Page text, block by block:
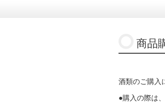
商品
酒類のご購入
●購入の際は